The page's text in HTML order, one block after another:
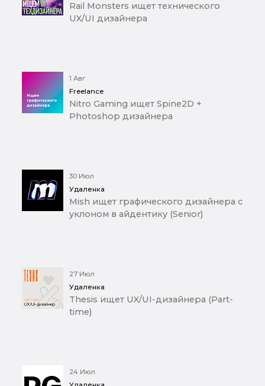
Rail Monsters ищет технического
UX/UI дизайнера
1 Авг
Freelance
Nitro Gaming ищет Spine2D +
Photoshop дизайнера
30 Июл
Удаленка
Mish ищет графического дизайнера с
уклоном в айдентику (Senior)
27 Июл
Удаленка
Thesis ищет UX/UI-дизайнера (Part-
time)
24 Июл